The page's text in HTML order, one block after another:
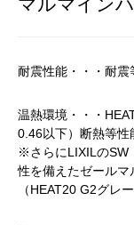
マルマイン
耐震性能・・・耐震
温熱環境・・・
0.46以下）断熱等性
※さらにLIXILのSW
性を備えたゼールマ
（HEAT20 G2グレ